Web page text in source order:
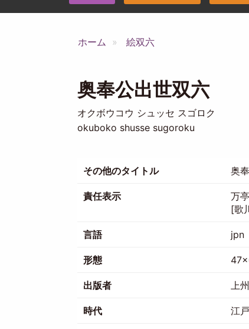
ホーム 絵双六
奥奉公出世双六
オクボウコウ シュッセ スゴロク
okuboko shusse sugoroku
その他のタイトル 奥
責任表示
万
[歌
言語 jpn
形態
出版者 上
時代 江